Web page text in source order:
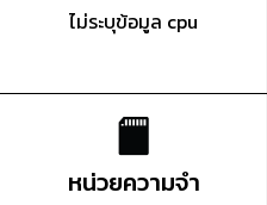
ไม่ระบุข้อมูล cpu
หน่วยความจำ